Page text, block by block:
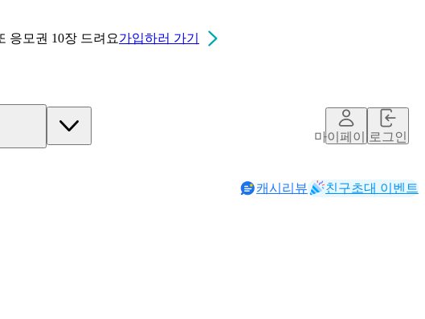
응모권 10장 드려요가입하러 가기
마이페이지로그인
캐시리뷰 친구초대 이벤트